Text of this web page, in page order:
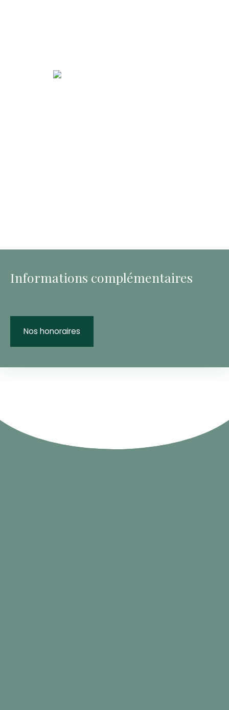
Informations complémentaires
Nos honoraires